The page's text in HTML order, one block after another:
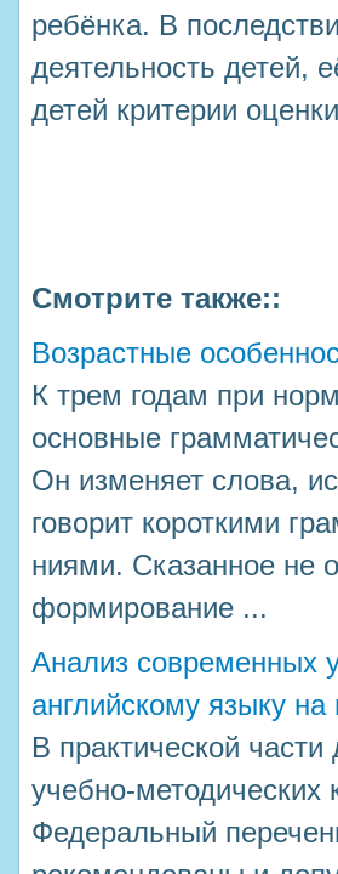
ребёнка. В
деятельность детей,
детей критерии
Смотрите также::
Возрастные
К трем годам при
основные
Он изменяет слова,
говорит короткими
ниями. Сказанное не
формирование ...
Анализ современных
английскому языку
В практической
учебно-
Федеральный